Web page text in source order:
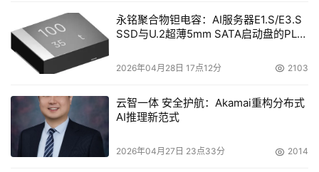
上的分析等，数据主要来源于企业现有的PLM、SCM、
MES等系统。从市场分析的角度来看，通常可从宏观和微观
的角度，比如从省份、城市、医院的角度来分析市场份额以
及竞争对手情况，这其中，涉及到的数据通常来源于外部搜
一些分析，包括收入、利润、现金流分析等，数据主要由企
业的ERP系统中抓取。
永铭聚合物钽电容：AI服务器E1.S/E3.S
SSD与U.2超薄5mm SATA启动盘的PLP
2026年04月28日 17点12分 2103
云智一体 安全护航：Akamai重构分布式
AI推理新范式
2026年04月27日 23点33分 2014